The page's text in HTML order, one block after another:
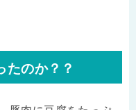
たのか？？